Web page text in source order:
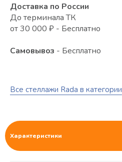
Все стеллажи Rada в категории
Доставка по России
До терминала ТК
от 30 000 ₽ - Бесплатно
Самовывоз - Бесплатно
Характеристики